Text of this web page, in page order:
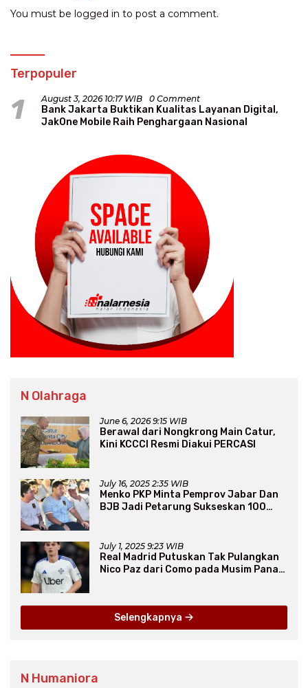
You must be logged in to post a comment.
Terpopuler
1 August 3, 2026 10:17 WIB 0 Comment
Bank Jakarta Buktikan Kualitas Layanan Digital,
JakOne Mobile Raih Penghargaan Nasional
N Olahraga
June 6, 2026 9:15 WIB
Berawal dari Nongkrong Main Catur,
Kini KCCCI Resmi Diakui PERCASI
July 16, 2025 2:35 WIB
Menko PKP Minta Pemprov Jabar Dan
BJB Jadi Petarung Sukseskan 100
July 1, 2025 9:23 WIB
Real Madrid Putuskan Tak Pulangkan
Nico Paz dari Como pada Musim Panas
Selengkapnya
N Humaniora